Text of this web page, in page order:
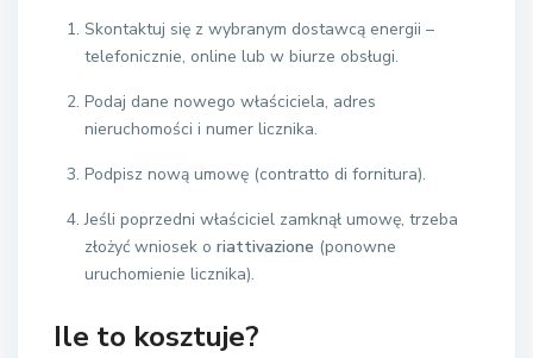
Skontaktuj się z wybranym dostawcą energii –
telefonicznie, online lub w biurze obsługi.
Podaj dane nowego właściciela, adres
nieruchomości i numer licznika.
Podpisz nową umowę (contratto di fornitura).
Jeśli poprzedni właściciel zamknął umowę, trzeba
złożyć wniosek o riattivazione (ponowne
uruchomienie licznika).
Ile to kosztuje?